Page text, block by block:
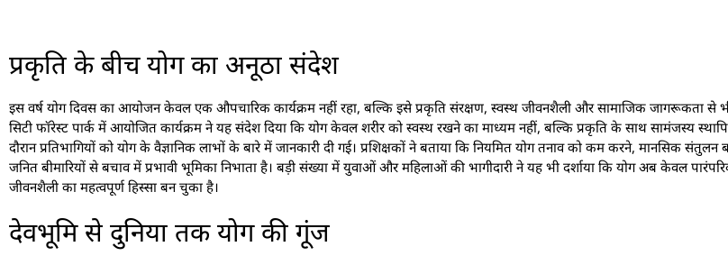
प्रकृति के बीच योग का अनूठा संदेश
इस वर्ष योग दिवस का आयोजन केवल एक औपचारिक कार्यक्रम नहीं रहा, बल्कि इसे प्रकृति संरक्षण, स्वस्थ जीवनशैली और सामाजिक जागरूकता से भी
सिटी फॉरेस्ट पार्क में आयोजित कार्यक्रम ने यह संदेश दिया कि योग केवल शरीर को स्वस्थ रखने का माध्यम नहीं, बल्कि प्रकृति के साथ सामंजस्य
दौरान प्रतिभागियों को योग के वैज्ञानिक लाभों के बारे में जानकारी दी गई। प्रशिक्षकों ने बताया कि नियमित योग तनाव को कम करने, मानसिक
जनित बीमारियों से बचाव में प्रभावी भूमिका निभाता है। बड़ी संख्या में युवाओं और महिलाओं की भागीदारी ने यह भी दर्शाया कि योग अब केवल
जीवनशैली का महत्वपूर्ण हिस्सा बन चुका है।
देवभूमि से दुनिया तक योग की गूंज